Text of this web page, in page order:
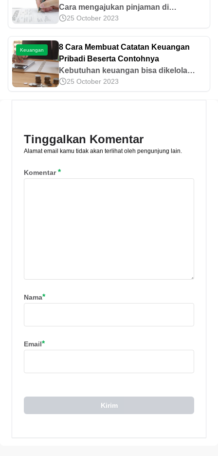
Cara mengajukan pinjaman di
Pegadaian bisa melalui skema gadai
maupun layanan pembiayaan
konsumtif dan produktif. Simak syarat
dan prosedurnya di sini!
25 October 2023
Keuangan
8 Cara Membuat Catatan Keuangan
Pribadi Beserta Contohnya
Kebutuhan keuangan bisa dikelola
lebih baik dengan catatan pribadi. Mari
ketahui cara membuat buku keuangan
25 October 2023
Tinggalkan Komentar
Alamat email kamu tidak akan terlihat oleh pengunjung lain.
Komentar*
Nama*
Email*
Kirim